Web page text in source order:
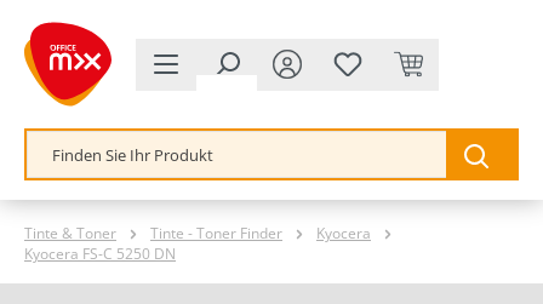
springen
Tinte & Toner Tinte - Toner Finder
Kyocera
Kyocera FS-C 5250 DN